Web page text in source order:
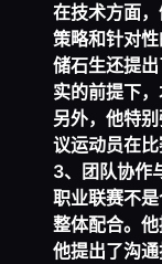
在技术方面
策略和针对
储石生还提
实的前提下
另外，他特
议运动员在
3、团队协作
职业联赛不
整体配合。
他提出了沟